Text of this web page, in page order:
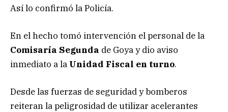
Así lo confirmó la Policía.
En el hecho tomó intervención el personal de la
Comisaría Segunda de Goya y dio aviso
inmediato a la Unidad Fiscal en turno.
Desde las fuerzas de seguridad y bomberos
reiteran la peligrosidad de utilizar acelerantes